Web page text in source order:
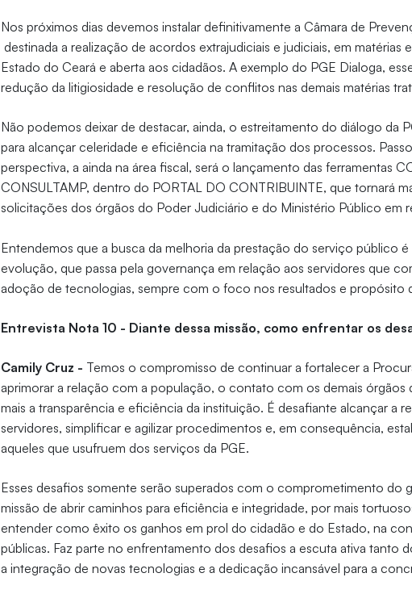
Nos próximos dias devemos instalar definitivamente a Câmara de
destinada a realização de acordos extrajudiciais e judiciais, em matérias
Estado do Ceará e aberta aos cidadãos. A exemplo do PGE Dialoga,
redução da litigiosidade e resolução de conflitos nas demais matérias
Não podemos deixar de destacar, ainda, o estreitamento do diálogo da
para alcançar celeridade e eficiência na tramitação dos processos.
perspectiva, a ainda na área fiscal, será o lançamento das ferramentas
CONSULTAMP, dentro do PORTAL DO CONTRIBUINTE, que tornará
solicitações dos órgãos do Poder Judiciário e do Ministério Público em
Entendemos que a busca da melhoria da prestação do serviço público
evolução, que passa pela governança em relação aos servidores que
adoção de tecnologias, sempre com o foco nos resultados e propósito
Entrevista Nota 10 - Diante dessa missão, como enfrentar os
Camily Cruz - Temos o compromisso de continuar a fortalecer a
aprimorar a relação com a população, o contato com os demais órgãos
mais a transparência e eficiência da instituição. É desafiante alcançar a
servidores, simplificar e agilizar procedimentos e, em consequência,
aqueles que usufruem dos serviços da PGE.
Esses desafios somente serão superados com o comprometimento do
missão de abrir caminhos para eficiência e integridade, por mais
entender como êxito os ganhos em prol do cidadão e do Estado, na
públicas. Faz parte no enfrentamento dos desafios a escuta ativa tanto
a integração de novas tecnologias e a dedicação incansável para a